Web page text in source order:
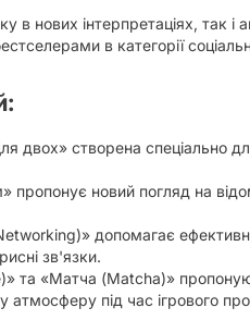
нових інтерпретаціях, так і
в категорії
двох» створена спеціально
пропонує новий погляд на
допомагає
зв'язки.
та «Матча (Matcha)»
атмосферу під час ігрового